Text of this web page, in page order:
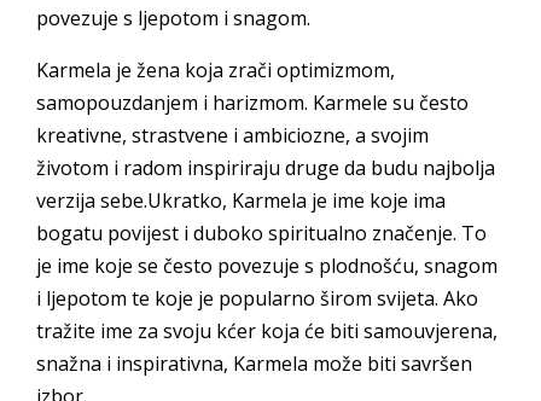
povezuje s ljepotom i snagom.
Karmela je žena koja zrači optimizmom,
samopouzdanjem i harizmom. Karmele su često
kreativne, strastvene i ambiciozne, a svojim
životom i radom inspiriraju druge da budu najbolja
verzija sebe.Ukratko, Karmela je ime koje ima
bogatu povijest i duboko spiritualno značenje. To
je ime koje se često povezuje s plodnošću, snagom
i ljepotom te koje je popularno širom svijeta. Ako
tražite ime za svoju kćer koja će biti samouvjerena,
snažna i inspirativna, Karmela može biti savršen